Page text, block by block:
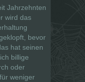
Jahrzehnten
wird das
bevor
hat seinen
billige
oder
weniger